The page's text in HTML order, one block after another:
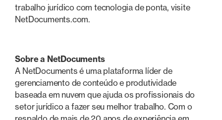
trabalho jurídico com tecnologia de ponta, visite
NetDocuments.com.
Sobre a NetDocuments
A NetDocuments é uma plataforma líder de
gerenciamento de conteúdo e produtividade
baseada em nuvem que ajuda os profissionais do
setor jurídico a fazer seu melhor trabalho. Com o